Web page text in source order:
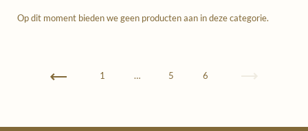
Op dit moment bieden we geen producten aan in deze categorie.
Vorige 1 … 5 6 Volgende